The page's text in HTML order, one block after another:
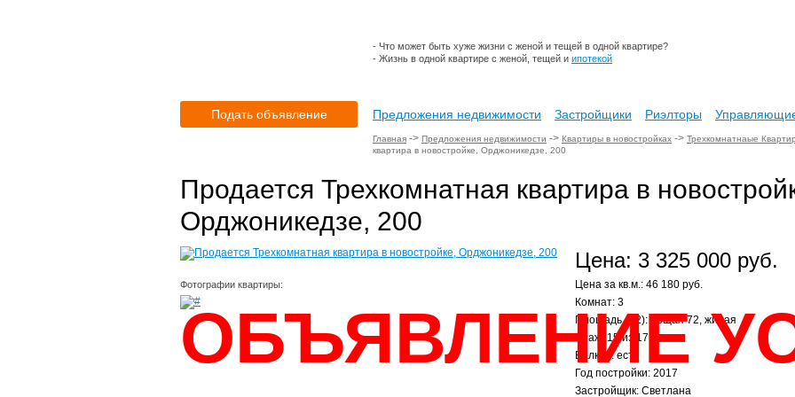
- Что может быть хуже жизни с женой и тещей в одной квартире?
- Жизнь в одной квартире с женой, тещей и ипотекой
Подать объявление Предложения недвижимости Застройщики Риэлторы
Главная -> Предложения недвижимости -> Квартиры в новостройках -> Трехкомнатнаые
квартира в новостройке, Орджоникедзе, 200
Продается Трехкомнатная квартира в
Орджоникедзе, 200
ОБЪЯВЛЕНИЕ
Фотографии квартиры:
Цена: 3 325 000 руб.
Цена за кв.м.: 46 180 руб.
Комнат: 3
Площадь (м2): общая 72, жилая
Этаж: 15 из 17
Балкон: есть
Год постройки: 2017
Застройщик: Светлана